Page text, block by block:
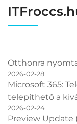
Otthonra
2026-02-28
Microsoft 365:
telepíthető a
2026-02-24
Preview Update